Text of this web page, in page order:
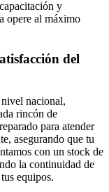
y
opere al máximo
del
nacional,
rincón de
para atender
asegurando que tu
con un stock de
la continuidad de
equipos.